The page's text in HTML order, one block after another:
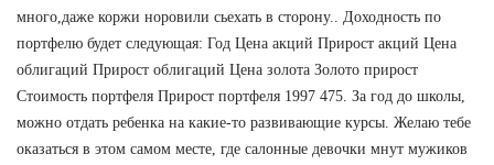
много,даже коржи норовили сьехать в сторону.. Доходность по
портфелю будет следующая: Год Цена акций Прирост акций Цена
облигаций Прирост облигаций Цена золота Золото прирост
Стоимость портфеля Прирост портфеля 1997 475. За год до школы,
можно отдать ребенка на какие-то развивающие курсы. Желаю тебе
оказаться в этом самом месте, где салонные девочки мнут мужиков